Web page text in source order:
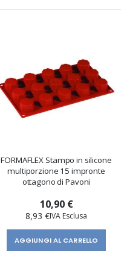
FORMAFLEX Stampo in silicone
multiporzione 15 impronte
ottagono di Pavoni
10,90 €
8,93 €
AGGIUNGI AL CARRELLO